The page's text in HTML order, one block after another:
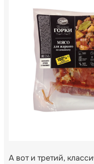
А вот и третий,